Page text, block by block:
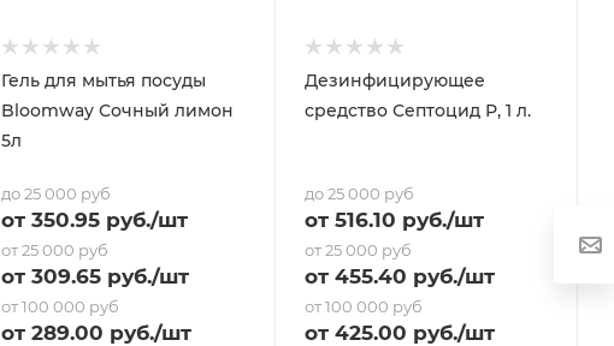
Гель для мытья посуды
Bloomway Сочный лимон
5л
до 25 000 руб
от 350.95 руб./шт
от 25 000 руб
от 309.65 руб./шт
от 100 000 руб
от 289.00 руб./шт
Дезинфицирующее
средство Септоцид Р, 1 л.
до 25 000 руб
от 516.10 руб./шт
от 25 000 руб
от 455.40 руб./шт
от 100 000 руб
от 425.00 руб./шт